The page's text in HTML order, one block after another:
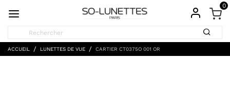
0
ACCUEIL LUNETTES DE VUE CARTIER CT0375O 001 OR